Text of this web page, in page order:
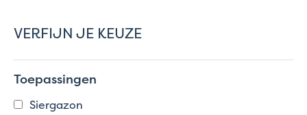
VERFIJN JE KEUZE
Toepassingen
Siergazon